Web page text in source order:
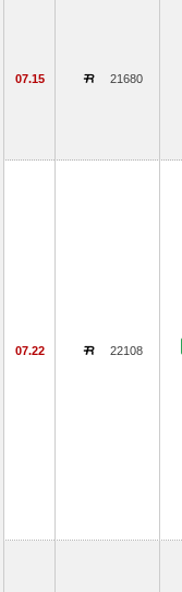
07.15 21680
07.22 22108